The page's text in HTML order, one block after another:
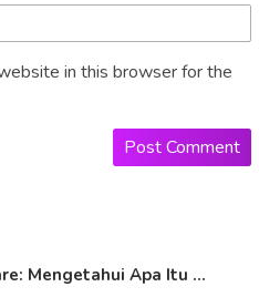
in this browser for the
Mengetahui Apa Itu …